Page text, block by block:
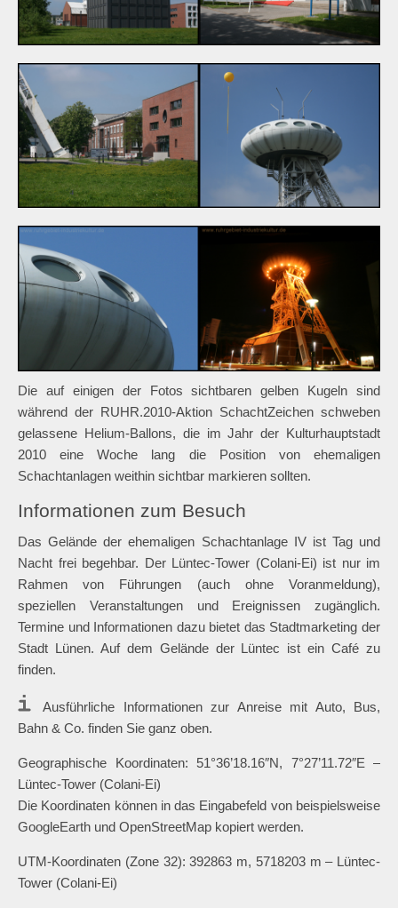
Die auf einigen der Fotos sichtbaren gelben Kugeln sind
während der RUHR.2010-Aktion SchachtZeichen schweben
gelassene Helium-Ballons, die im Jahr der Kulturhauptstadt
2010 eine Woche lang die Position von ehemaligen
Schachtanlagen weithin sichtbar markieren sollten.
Informationen zum Besuch
Das Gelände der ehemaligen Schachtanlage IV ist Tag und
Nacht frei begehbar. Der Lüntec-Tower (Colani-Ei) ist nur im
Rahmen von Führungen (auch ohne Voranmeldung),
speziellen Veranstaltungen und Ereignissen zugänglich.
Termine und Informationen dazu bietet das Stadtmarketing der
Stadt Lünen. Auf dem Gelände der Lüntec ist ein Café zu
finden.
Ausführliche Informationen zur Anreise mit Auto, Bus,
Bahn & Co. finden Sie ganz oben.
Geographische Koordinaten: 51°36’18.16″N, 7°27’11.72″E –
Lüntec-Tower (Colani-Ei)
Die Koordinaten können in das Eingabefeld von beispielsweise
GoogleEarth und OpenStreetMap kopiert werden.
UTM-Koordinaten (Zone 32): 392863 m, 5718203 m – Lüntec-
Tower (Colani-Ei)